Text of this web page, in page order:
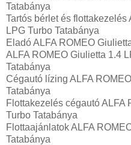
Tatabánya
Tartós bérlet és flottakezelés
LPG Turbo Tatabánya
Eladó ALFA ROMEO
ALFA ROMEO Giulietta 1.4
Tatabánya
Cégautó lízing ALFA
Tatabánya
Flottakezelés cégautó ALFA
Turbo Tatabánya
Flottaajánlatok ALFA
Tatabánya